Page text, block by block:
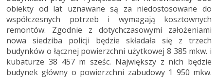
obiekty od lat uznawane są za niedostosowane do
współczesnych potrzeb i wymagają kosztownych
remontów. Zgodnie z dotychczasowymi założeniami
nowa siedziba policji będzie składała się z trzech
budynków o łącznej powierzchni użytkowej 8 385 mkw. i
kubaturze 38 457 m sześc. Największy z nich będzie
budynek główny o powierzchni zabudowy 1 950 mkw.